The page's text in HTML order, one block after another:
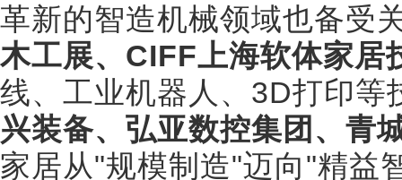
革新的智造机械领域也备受
木工展、CIFF上海软体家居
线、工业机器人、3D打印等
兴装备、弘亚数控集团、青
家居从"规模制造"迈向"精益